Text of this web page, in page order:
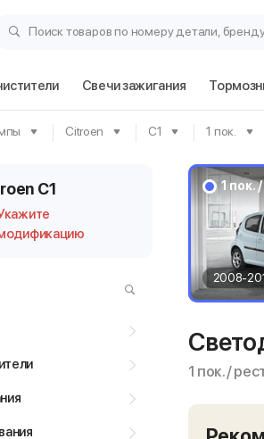
Поиск товаров по номеру детали,
Свечи зажигания
Citroen C1 1 пок.
C1 1 пок.
2008-
1 пок. /